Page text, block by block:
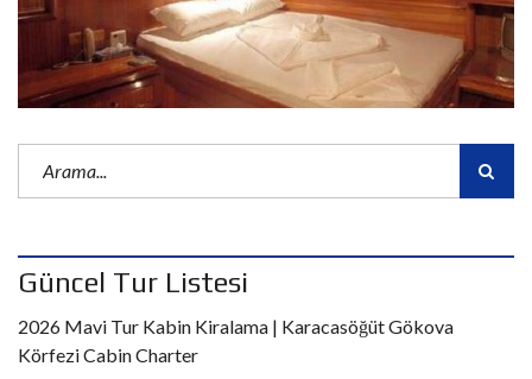
Güncel Tur Listesi
2026 Mavi Tur Kabin Kiralama | Karacasöğüt Gökova
Körfezi Cabin Charter